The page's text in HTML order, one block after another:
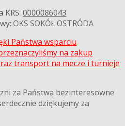
KRS: 0000086043
OKS SOKÓŁ OSTRÓDA
Państwa wsparciu
na zakup
transport na mecze i turnieje
za Państwa bezinteresowne
dziękujemy za